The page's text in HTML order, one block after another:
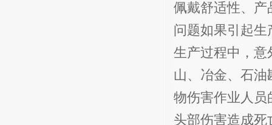
佩戴舒适性、产
问题如果引起
生产过程中，意
山、冶金、石
物伤害作业人员
头部伤害造成